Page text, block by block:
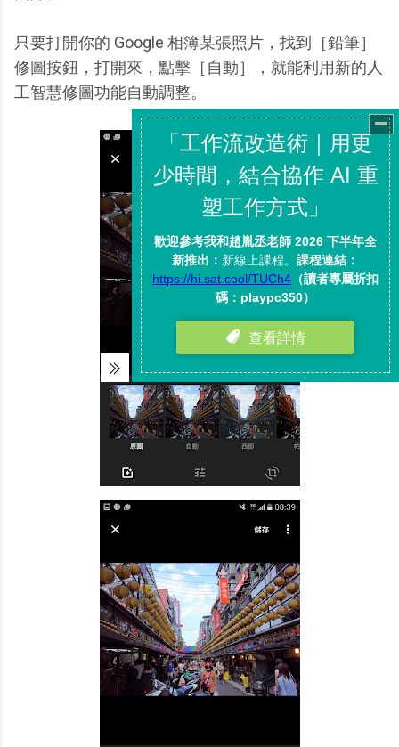
只要打開你的 Google 相簿某張照片，找到［鉛筆］
修圖按鈕，打開來，點擊［自動］，就能利用新的人
工智慧修圖功能自動調整。